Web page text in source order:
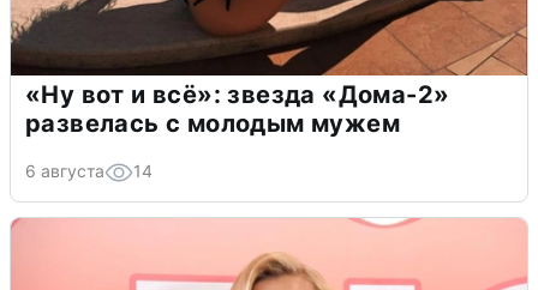
«Ну вот и всё»: звезда «Дома-2»
развелась с молодым мужем
6 августа 14